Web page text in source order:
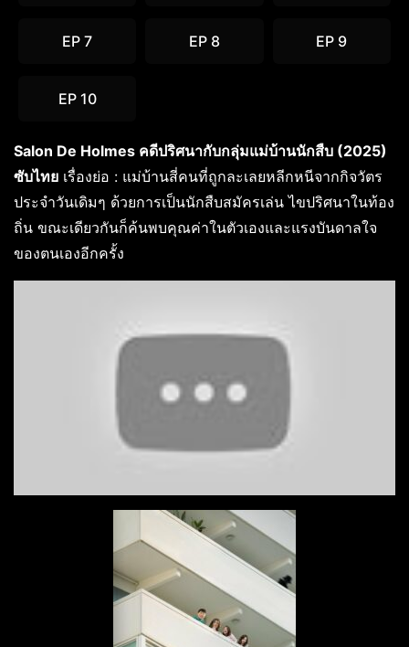
EP 7 EP 8 EP 9
EP 10
Salon De Holmes คดีปริศนากับกลุ่มแม่บ้านนักสืบ (2025)
ซับไทย เรื่องย่อ : แม่บ้านสี่คนที่ถูกละเลยหลีกหนีจากกิจวัตร
ประจำวันเดิมๆ ด้วยการเป็นนักสืบสมัครเล่น ไขปริศนาในท้อง
ถิ่น ขณะเดียวกันก็ค้นพบคุณค่าในตัวเองและแรงบันดาลใจ
ของตนเองอีกครั้ง